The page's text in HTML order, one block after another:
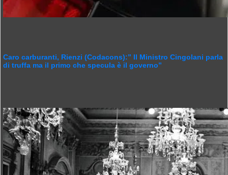
Caro carburanti, Rienzi (Codacons):” Il Ministro Cingolani parla
di truffa ma il primo che specula è il governo”